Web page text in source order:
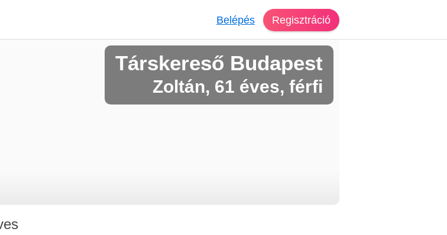
Belépés Regisztráció
Társkereső Budapest
Zoltán, 61 éves, férfi